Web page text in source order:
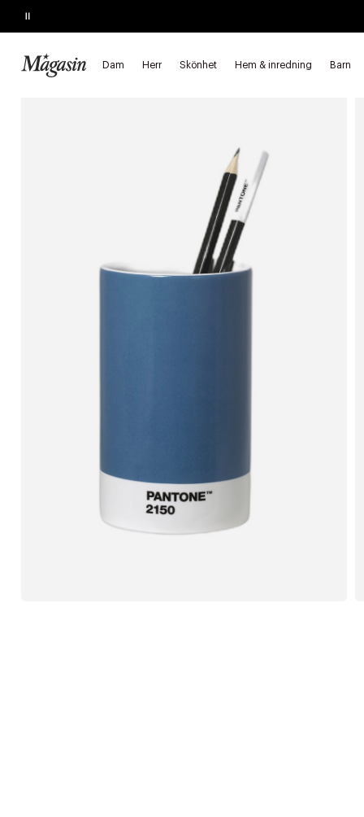
Pause
Dam Herr Skönhet Hem & inredning Barn
SLUTAR SNART
Startsida Hem & inredning Inredning Kontorsartiklar